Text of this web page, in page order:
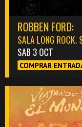
ROBBEN FORD:
SALA LONG ROCK.
SAB 3 OCT
COMPRAR